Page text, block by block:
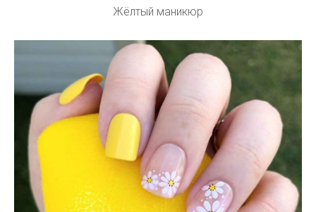
Жёлтый маникюр